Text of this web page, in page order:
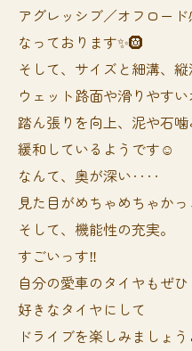
アグレッシブ／オフロー
なっております✨🛞
そして、サイズと細溝、縦
ウェット路面や滑りやす
踏ん張りを向上、泥や石
緩和しているようです☺️
なんて、奥が深い‥‥
見た目がめちゃめちゃか
そして、機能性の充実。
すごいっす‼️
自分の愛車のタイヤもぜひ
好きなタイヤにして
ドライブを楽しみましょう